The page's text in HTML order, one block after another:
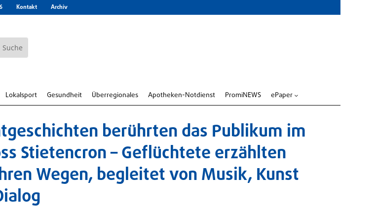
Kontakt Archiv
Lokalsport Gesundheit Überregionales Apotheken-Notdienst PromiNEWS ePaper 3
berührten das Publikum im
Stietencron – Geflüchtete erzählten
Wegen, begleitet von Musik, Kunst